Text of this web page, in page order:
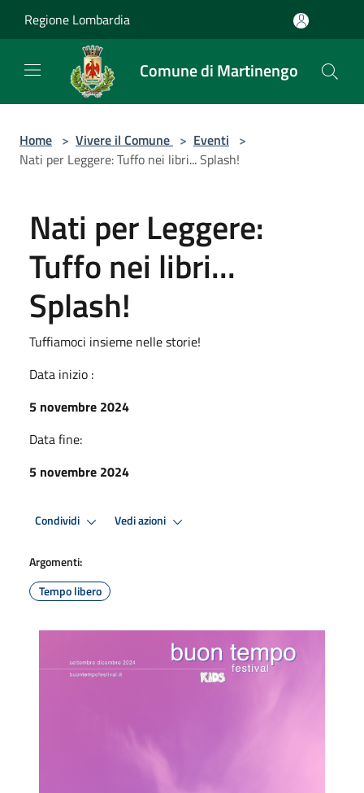
Regione Lombardia
Comune di Martinengo
Home > Vivere il Comune > Eventi >
Nati per Leggere: Tuffo nei libri... Splash!
Nati per Leggere:
Tuffo nei libri...
Splash!
Tuffiamoci insieme nelle storie!
Data inizio :
5 novembre 2024
Data fine:
5 novembre 2024
Condividi Vedi azioni
Argomenti:
Tempo libero